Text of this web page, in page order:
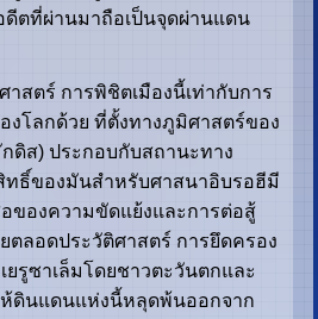
ดีตที่ผ่านมาถือเป็นจุดผ่านแดน
สตร์ การพิชิตเมืองนี้เท่ากับการ
โลกด้วย ที่ตั้งทางภูมิศาสตร์ของ
กดิส) ประกอบกับสถานะทาง
ธิ์ของมันสำหรับศาสนาอิบรอฮีมี
ของความขัดแย้งและการต่อสู้
ตลอดประวัติศาสตร์ การยึดครอง
ยรูซาเล็มโดยชาวตะวันตกและ
ดินแดนแห่งนี้หลุดพ้นออกจาก